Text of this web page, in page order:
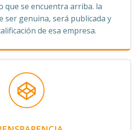
que se encuentra arriba. la
ser genuina, será publicada y
de esa empresa.